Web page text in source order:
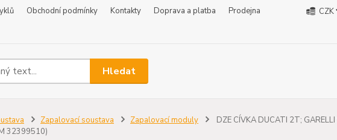
Obchodní podmínky Kontakty Doprava a platba
Prodejna
CZK
Hledat
Zapalovací soustava Zapalovací moduly
DZE CÍVKA DUCATI 2T;
32399510)